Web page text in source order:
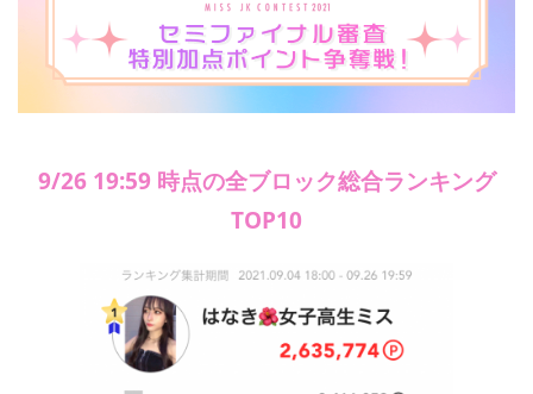
9/26 19:59 時点の全ブロック総合ランキング
TOP10